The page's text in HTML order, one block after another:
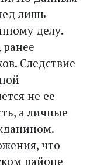
лишь
делу.
Следствие
не ее
а личные
что
районе